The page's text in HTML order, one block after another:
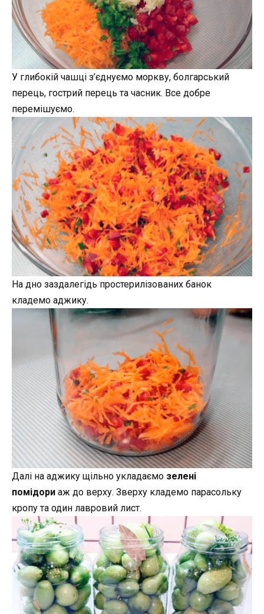
У глибокій чашці з’єднуємо моркву, болгарський
перець, гострий перець та часник. Все добре
перемішуємо.
На дно заздалегідь простерилізованих банок
кладемо аджику.
Далі на аджику щільно укладаємо зелені
помідори аж до верху. Зверху кладемо парасольку
кропу та один лавровий лист.